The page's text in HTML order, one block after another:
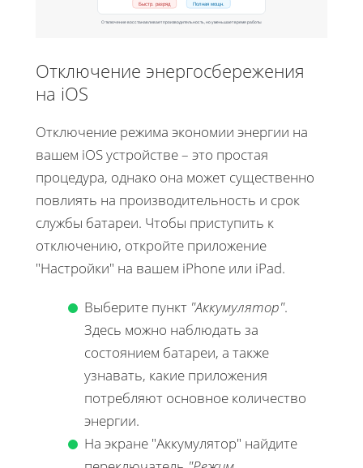
Быстр. разряд Полная мощн.
Отключение восстанавливает производительность, но уменьшает время работы
Отключение энергосбережения
на iOS
Отключение режима экономии энергии на
вашем iOS устройстве – это простая
процедура, однако она может существенно
повлиять на производительность и срок
службы батареи. Чтобы приступить к
отключению, откройте приложение
"Настройки" на вашем iPhone или iPad.
Выберите пункт "Аккумулятор".
Здесь можно наблюдать за
состоянием батареи, а также
узнавать, какие приложения
потребляют основное количество
энергии.
На экране "Аккумулятор" найдите